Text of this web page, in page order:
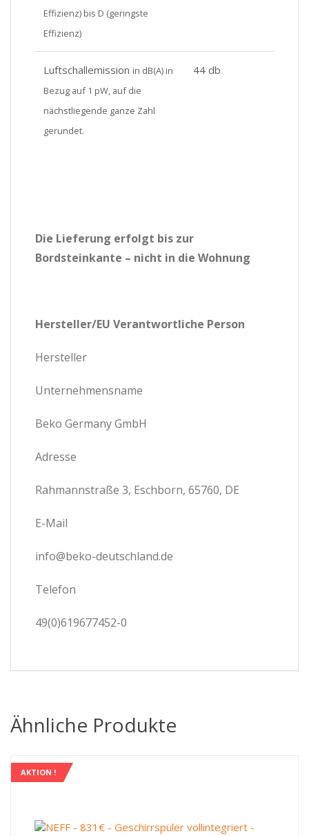
Effizienz) bis D (geringste
Effizienz)
Luftschallemission in dB(A) in
Bezug auf 1 pW, auf die
nächstliegende ganze Zahl
gerundet.
44 db
Die Lieferung erfolgt bis zur
Bordsteinkante – nicht in die Wohnung
Hersteller/EU Verantwortliche Person
Hersteller
Unternehmensname
Beko Germany GmbH
Adresse
Rahmannstraße 3, Eschborn, 65760, DE
E-Mail
info@beko-deutschland.de
Telefon
49(0)619677452-0
Ähnliche Produkte
AKTION !